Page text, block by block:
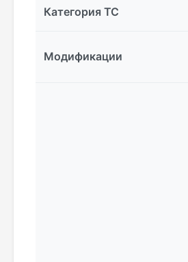
Категория ТС
Модификации